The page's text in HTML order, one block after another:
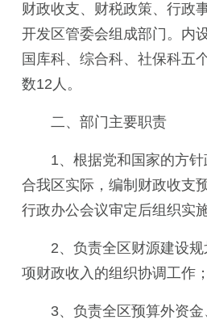
财政收支、财税政策、行政
开发区管委会组成部门。内
国库科、综合科、社保科五
数12 人。
二、部门主要职责
1、 根据党和国家的方
合我区实际，编制财政收支
行政办公会议审定后组织实
2、 负责全区财源建设
项财政收入的组织协调工作；
3、 负责全区预算外资